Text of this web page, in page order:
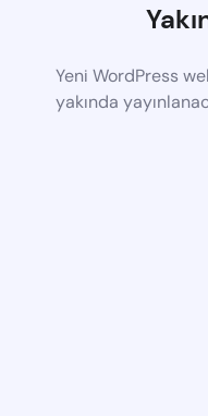
Yeni WordPress
yakında